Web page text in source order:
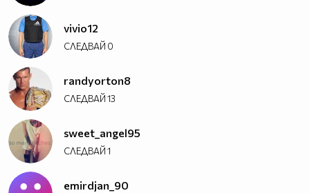
vivio12
СЛЕДВАЙ 0
randyorton8
СЛЕДВАЙ13
sweet_angel95
СЛЕДВАЙ1
emirdjan_90